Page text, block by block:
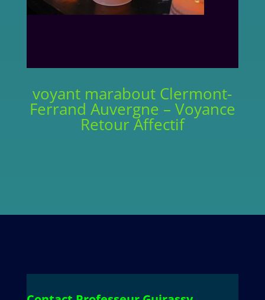
voyant marabout Clermont-
Ferrand Auvergne – Voyance
Retour Affectif